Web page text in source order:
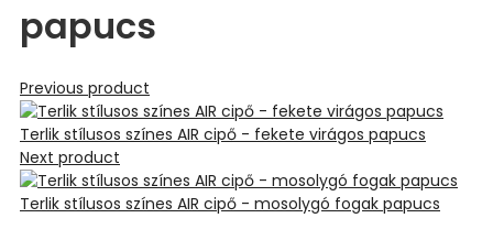
papucs
Previous product
Terlik stílusos színes AIR cipő - fekete virágos papucs
Next product
Terlik stílusos színes AIR cipő - mosolygó fogak papucs